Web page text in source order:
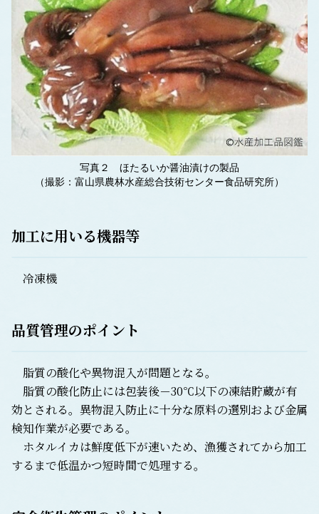
写真２ ほたるいか醤油漬けの製品
（撮影：富山県農林水産総合技術センター食品研究所）
加工に用いる機器等
冷凍機
品質管理のポイント
脂質の酸化や異物混入が問題となる。
脂質の酸化防止には包装後－30℃以下の凍結貯蔵が有
効とされる。異物混入防止に十分な原料の選別および金属
検知作業が必要である。
ホタルイカは鮮度低下が速いため、漁獲されてから加工
するまで低温かつ短時間で処理する。